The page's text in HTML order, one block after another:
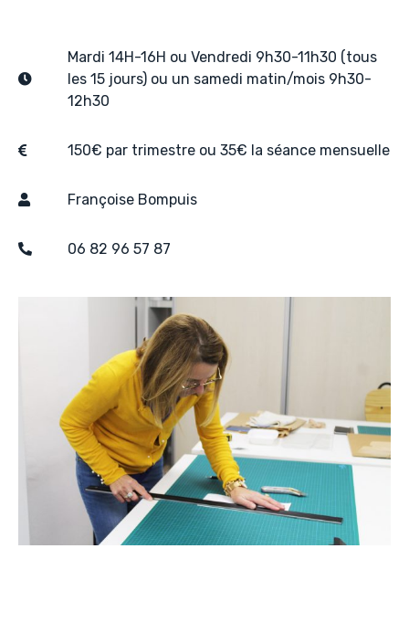
Mardi 14H-16H ou Vendredi 9h30-11h30 (tous
les 15 jours) ou un samedi matin/mois 9h30-
12h30
150€ par trimestre ou 35€ la séance mensuelle
Françoise Bompuis
06 82 96 57 87